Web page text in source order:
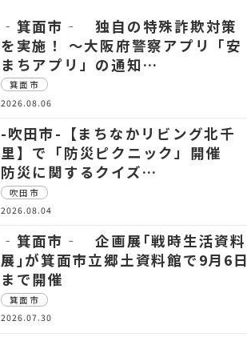
‐箕面市‐ 独自の特殊詐欺対策
を実施！ ～大阪府警察アプリ「安
まちアプリ」の通知…
箕面市
2026.08.06
-吹田市-【まちなかリビング北千
里】で「防災ピクニック」開催
防災に関するクイズ…
吹田市
2026.08.04
‐箕面市‐ 企画展｢戦時生活資料
展｣が箕面市立郷土資料館で9月6日
まで開催
箕面市
2026.07.30